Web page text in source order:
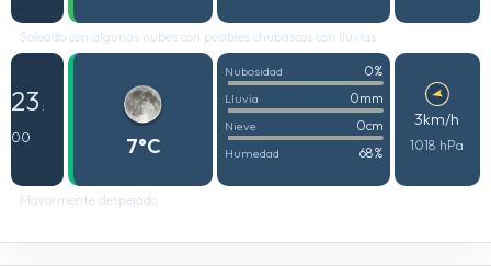
Soleado con algunas nubes con posibles chubascos con lluvias
23 :
00
7°C
Nubosidad 0%
Lluvia 0mm
Nieve 0cm
Humedad 68%
3km/h
1018 hPa
Mayormente despejado